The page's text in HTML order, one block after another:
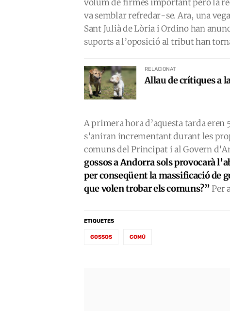
volum de firmes important però la
va semblar refredar-se. Ara, una
Sant Julià de Lòria i Ordino han
suports a l’oposició al tribut han
RELACIONAT
Allau de crítiques a
A primera hora d’aquesta tarda eren
s’aniran incrementant durant les
comuns del Principat i al Govern
gossos a Andorra sols provocarà
per conseqüent la massificació de
que volen trobar els comuns?” Per
ETIQUETES
GOSSOS COMÚ